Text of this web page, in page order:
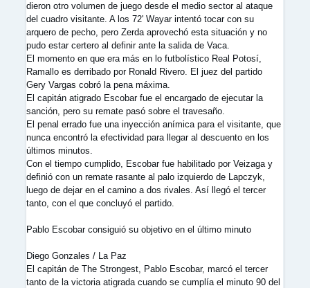
dieron otro volumen de juego desde el medio sector al ataque
del cuadro visitante. A los 72' Wayar intentó tocar con su
arquero de pecho, pero Zerda aprovechó esta situación y no
pudo estar certero al definir ante la salida de Vaca.
El momento en que era más en lo futbolístico Real Potosí,
Ramallo es derribado por Ronald Rivero. El juez del partido
Gery Vargas cobró la pena máxima.
El capitán atigrado Escobar fue el encargado de ejecutar la
sanción, pero su remate pasó sobre el travesaño.
El penal errado fue una inyección anímica para el visitante, que
nunca encontró la efectividad para llegar al descuento en los
últimos minutos.
Con el tiempo cumplido, Escobar fue habilitado por Veizaga y
definió con un remate rasante al palo izquierdo de Lapczyk,
luego de dejar en el camino a dos rivales. Así llegó el tercer
tanto, con el que concluyó el partido.
Pablo Escobar consiguió su objetivo en el último minuto
Diego Gonzales / La Paz
El capitán de The Strongest, Pablo Escobar, marcó el tercer
tanto de la victoria atigrada cuando se cumplía el minuto 90 del